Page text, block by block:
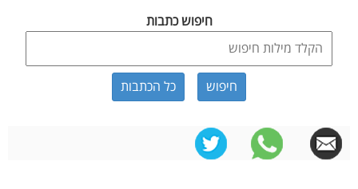
חיפוש כתבות
כל הכתבות